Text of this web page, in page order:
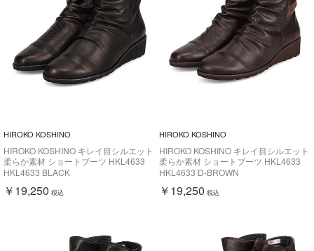
HIROKO KOSHINO
HIROKO KOSHINO キレイ目シルエット
柔らか素材 ショートブーツ HKL4633
HKL4633 BLACK
￥19,250 税込
HIROKO KOSHINO
HIROKO KOSHINO キレイ目シルエット
柔らか素材 ショートブーツ HKL4633
HKL4633 D-BROWN
￥19,250 税込